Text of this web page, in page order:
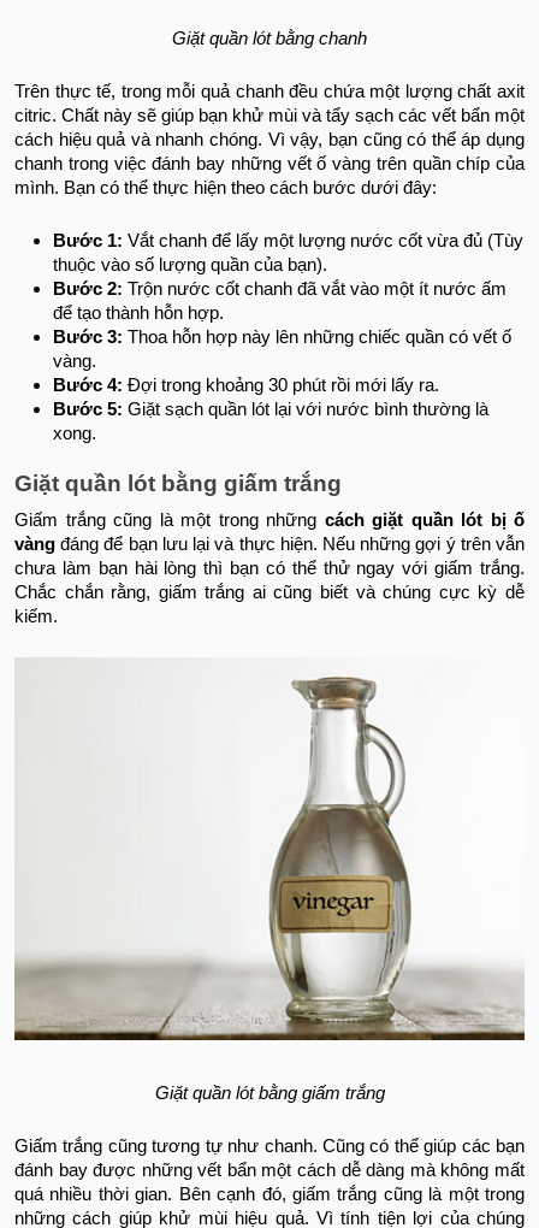
Giặt quần lót bằng chanh
Trên thực tế, trong mỗi quả chanh đều chứa một lượng chất axit
citric. Chất này sẽ giúp bạn khử mùi và tẩy sạch các vết bẩn một
cách hiệu quả và nhanh chóng. Vì vậy, bạn cũng có thể áp dụng
chanh trong việc đánh bay những vết ố vàng trên quần chíp của
mình. Bạn có thể thực hiện theo cách bước dưới đây:
Bước 1: Vắt chanh để lấy một lượng nước cốt vừa đủ (Tùy
thuộc vào số lượng quần của bạn).
Bước 2: Trộn nước cốt chanh đã vắt vào một ít nước ấm
để tạo thành hỗn hợp.
Bước 3: Thoa hỗn hợp này lên những chiếc quần có vết ố
vàng.
Bước 4: Đợi trong khoảng 30 phút rồi mới lấy ra.
Bước 5: Giặt sạch quần lót lại với nước bình thường là
xong.
Giặt quần lót bằng giấm trắng
Giấm trắng cũng là một trong những cách giặt quần lót bị ố
vàngđáng để bạn lưu lại và thực hiện. Nếu những gợi ý trên vẫn
chưa làm bạn hài lòng thì bạn có thể thử ngay với giấm trắng.
Chắc chắn rằng, giấm trắng ai cũng biết và chúng cực kỳ dễ
kiếm.
Giặt quần lót bằng giấm trắng
Giấm trắng cũng tương tự như chanh. Cũng có thể giúp các bạn
đánh bay được những vết bẩn một cách dễ dàng mà không mất
quá nhiều thời gian. Bên cạnh đó, giấm trắng cũng là một trong
những cách giúp khử mùi hiệu quả. Vì tính tiện lợi của chúng